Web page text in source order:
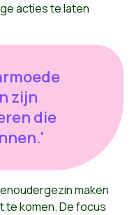
acties te laten
zijn
die
maken
te komen. De focus